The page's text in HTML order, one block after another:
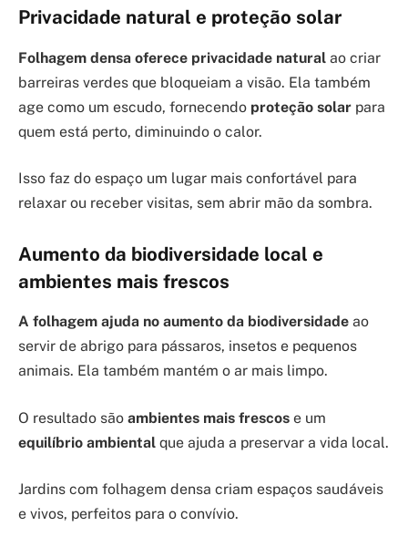
Privacidade natural e proteção solar
Folhagem densa oferece privacidade natural ao criar
barreiras verdes que bloqueiam a visão. Ela também
age como um escudo, fornecendo proteção solar para
quem está perto, diminuindo o calor.
Isso faz do espaço um lugar mais confortável para
relaxar ou receber visitas, sem abrir mão da sombra.
Aumento da biodiversidade local e
ambientes mais frescos
A folhagem ajuda no aumento da biodiversidade ao
servir de abrigo para pássaros, insetos e pequenos
animais. Ela também mantém o ar mais limpo.
O resultado são ambientes mais frescos e um
equilíbrio ambiental que ajuda a preservar a vida local.
Jardins com folhagem densa criam espaços saudáveis
e vivos, perfeitos para o convívio.